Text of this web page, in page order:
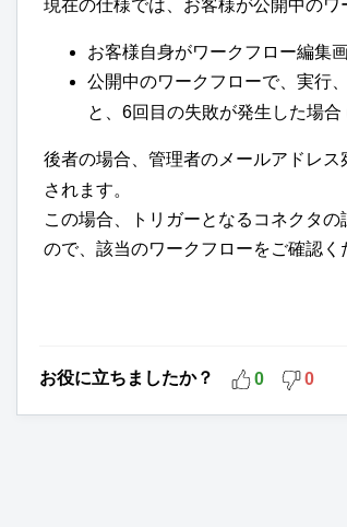
現在の仕様では、お客様が公開中のワ
お客様自身がワークフロー編集
公開中のワークフローで、実行
と、6回目の失敗が発生した場
後者の場合、管理者のメールアドレス
されます。
この場合、トリガーとなるコネクタ
ので、該当のワークフローをご確認く
お役に立ちましたか？ 0 0